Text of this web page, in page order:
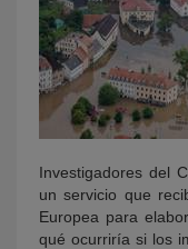
Investigadores del
un servicio que
Europea para
qué ocurriría si los